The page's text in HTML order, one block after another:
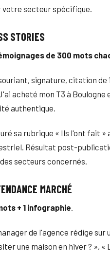
secteur spécifique.
STORIES
de 300 mots
signature, citation de
acheté mon T3 à Boulogne
authentique.
sa rubrique « Ils l'ont fait »
Résultat post-
secteurs concernés.
MARCHÉ
+ 1 infographie.
de l'agence rédige sur
une maison en hiver ? »,